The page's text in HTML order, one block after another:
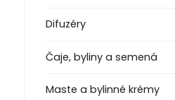
Difuzéry
Čaje, byliny a semená
Maste a bylinné krémy